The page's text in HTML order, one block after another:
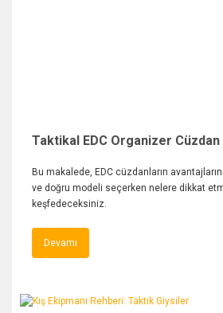
Taktikal EDC Organizer Cüzdan
Bu makalede, EDC cüzdanların
ve doğru modeli seçerken nelere dikkat
keşfedeceksiniz.
Devamı